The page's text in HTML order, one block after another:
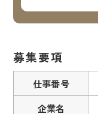
募集要項
仕事番号
企業名